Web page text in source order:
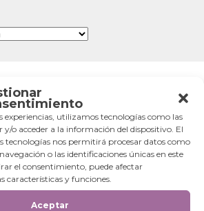
experiencias, utilizamos tecnologías como las
y/o acceder a la información del dispositivo. El
tecnologías nos permitirá procesar datos como
o las identificaciones únicas en este
el consentimiento, puede afectar
características y funciones.
Aceptar